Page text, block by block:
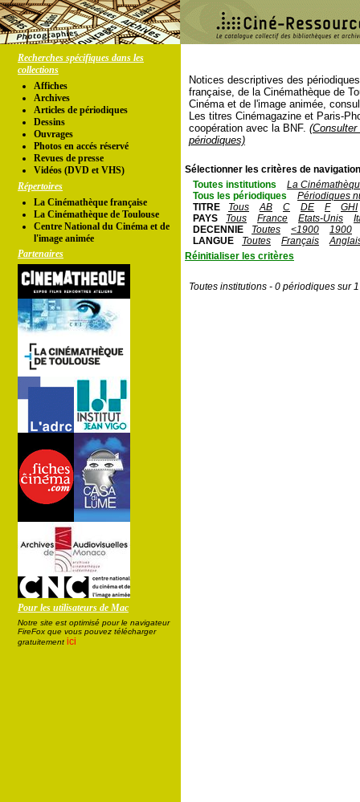
Recherches spécifiques dans les
collections
Affiches
Archives
Articles de périodiques
Dessins
Ouvrages
Photos en accés réservé
Revues de presse
Vidéos (DVD et VHS)
Répertoires
La Cinémathèque française
La Cinémathèque de Toulouse
Centre National du Cinéma et de
l'image animée
Partenaires
Pour les utilisateurs de Mac
Notre site est optimisé pour le navigateur
FireFox que vous pouvez télécharger
gratuitement ici
Notices descriptives des
française, de la Cinémathèque de
Cinéma et de l'image animée,
Les titres Cinémagazine et Paris-
coopération avec la BNF.
périodiques)
Sélectionner les critères de
Toutes institutions
La
Tous les périodiques
Périodiques
TITRE
Tous AB C DE F
GHI
PAYS
Tous France Etats-Unis
DECENNIE
Toutes <1900
1900
LANGUE
Toutes Français
Réinitialiser les critères
Toutes institutions - 0 périodiques sur